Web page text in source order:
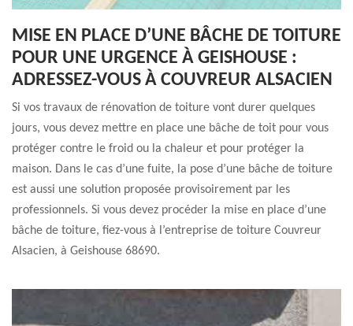
MISE EN PLACE D’UNE BÂCHE DE TOITURE
POUR UNE URGENCE À GEISHOUSE :
ADRESSEZ-VOUS À COUVREUR ALSACIEN
Si vos travaux de rénovation de toiture vont durer quelques
jours, vous devez mettre en place une bâche de toit pour vous
protéger contre le froid ou la chaleur et pour protéger la
maison. Dans le cas d’une fuite, la pose d’une bâche de toiture
est aussi une solution proposée provisoirement par les
professionnels. Si vous devez procéder la mise en place d’une
bâche de toiture, fiez-vous à l’entreprise de toiture Couvreur
Alsacien, à Geishouse 68690.